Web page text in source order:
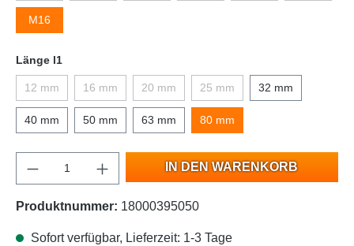
M16
Länge l1
12 mm 16 mm 20 mm 25 mm 32 mm
40 mm 50 mm 63 mm 80 mm
IN DEN WARENKORB
Produktnummer: 18000395050
Sofort verfügbar, Lieferzeit: 1-3 Tage